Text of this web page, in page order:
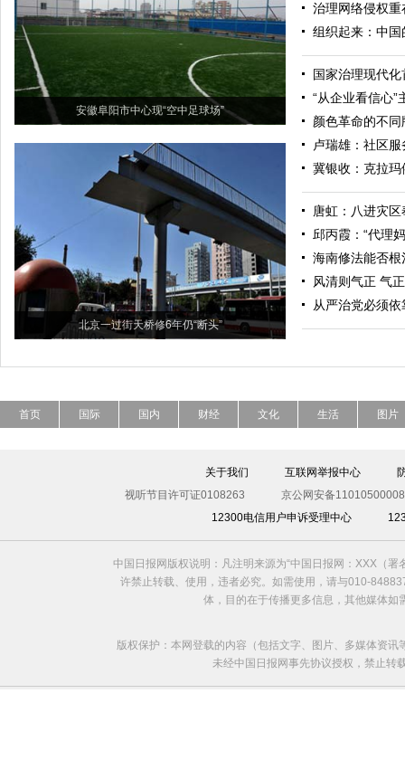
安徽阜阳市中心现“空中足球场”
北京一过街天桥修6年仍“断头”
治理网络侵权
组织起来：中国
国家治理现代
“从企业看信心”
颜色革命的不
卢瑞雄：社区
冀银收：克拉玛
唐虹：八进灾区
邱丙霞：“代理
海南修法能否
风清则气正 气
从严治党必须依
首页 国际 国内 财经 文化 生活 图片
关于我们 互联网举报中心
视听节目许可证0108263
京公网安备
12300电信用户申诉受理中心
中国日报网版权说明：凡注明来源为“中国日报网：XXX（
许禁止转载、使用，违者必究。如需使用，请与010-
体，目的在于传播更多信息，其他媒体
版权保护：本网登载的内容（包括文字、图片、多媒体资
未经中国日报网事先协议授权，禁止转